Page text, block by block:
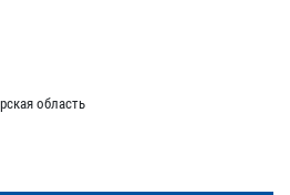
область